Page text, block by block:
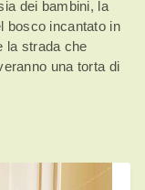
dei bambini, la
bosco incantato in
la strada che
una torta di